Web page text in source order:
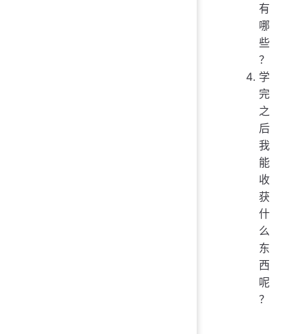
有
哪
些
？
学
完
之
后
我
能
收
获
什
么
东
西
呢
？